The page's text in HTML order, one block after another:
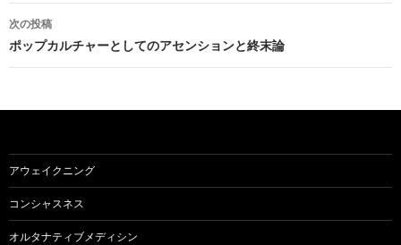
ナ
ビ
ゲ
ー
ョ
ン
次の投稿
ポップカルチャーとしてのアセンションと終末論
アウェイクニング
コンシャスネス
オルタナティブメディシン